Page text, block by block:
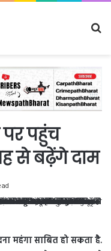
पर पहुंच
से बढ़ेंगे दाम
महंगा साबित हो सकता है.